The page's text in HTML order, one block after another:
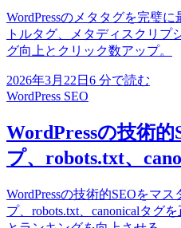
WordPressのメタタグを完璧
トルタグ、メタディスクリプ
グ向上とクリック数アップ。
2026年3月22日 6 分で読む
WordPress SEO
WordPressの技術
プ、robots.txt、
WordPressの技術的SEOをマ
プ、robots.txt、canonicalタグ